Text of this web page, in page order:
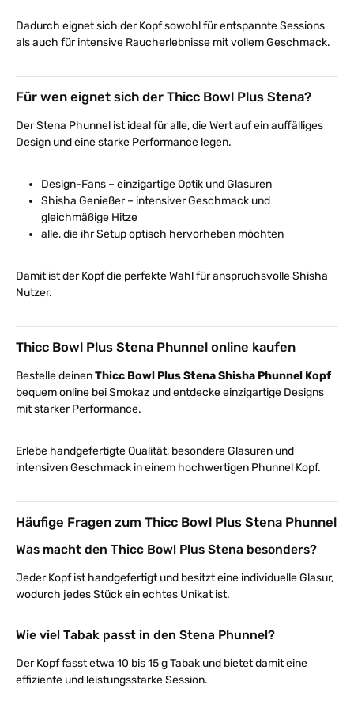
Dadurch eignet sich der Kopf sowohl für entspannte Sessions
als auch für intensive Raucherlebnisse mit vollem Geschmack.
Für wen eignet sich der Thicc Bowl Plus Stena?
Der Stena Phunnel ist ideal für alle, die Wert auf ein auffälliges
Design und eine starke Performance legen.
Design-Fans – einzigartige Optik und Glasuren
Shisha Genießer – intensiver Geschmack und
gleichmäßige Hitze
alle, die ihr Setup optisch hervorheben möchten
Damit ist der Kopf die perfekte Wahl für anspruchsvolle Shisha
Nutzer.
Thicc Bowl Plus Stena Phunnel online kaufen
Bestelle deinenThicc Bowl Plus Stena Shisha Phunnel Kopf
bequem online bei Smokaz und entdecke einzigartige Designs
mit starker Performance.
Erlebe handgefertigte Qualität, besondere Glasuren und
intensiven Geschmack in einem hochwertigen Phunnel Kopf.
Häufige Fragen zum Thicc Bowl Plus Stena Phunnel
Was macht den Thicc Bowl Plus Stena besonders?
Jeder Kopf ist handgefertigt und besitzt eine individuelle Glasur,
wodurch jedes Stück ein echtes Unikat ist.
Wie viel Tabak passt in den Stena Phunnel?
Der Kopf fasst etwa 10 bis 15 g Tabak und bietet damit eine
effiziente und leistungsstarke Session.